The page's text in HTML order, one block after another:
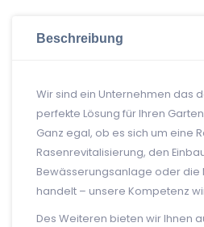
Beschreibung
Wir sind ein Unternehmen das
perfekte Lösung für Ihren
Ganz egal, ob es sich um eine
Rasenrevitalisierung, den
Bewässerungsanlage oder die
handelt – unsere Kompetenz
Des Weiteren bieten wir Ihnen